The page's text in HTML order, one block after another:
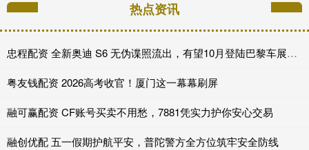
热点资讯
忠程配资 全新奥迪 S6 无伪谍照流出，有望10月登陆巴黎车展完成首秀!
粤友钱配资 2026高考收官！厦门这一幕幕刷屏
融可赢配资 CF账号买卖不用愁，7881凭实力护你安心交易
融创优配 五一假期护航平安，普陀警方全方位筑牢安全防线